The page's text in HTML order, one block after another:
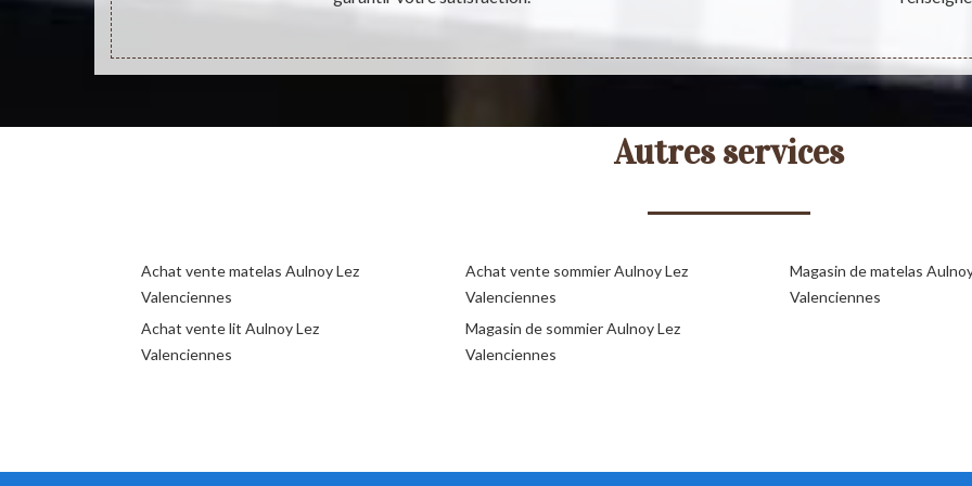
Autres services
Achat vente matelas Aulnoy Lez
Valenciennes
Achat vente lit Aulnoy Lez
Valenciennes
Achat vente sommier Aulnoy Lez
Valenciennes
Magasin de sommier Aulnoy Lez
Valenciennes
Magasin de matelas
Valenciennes